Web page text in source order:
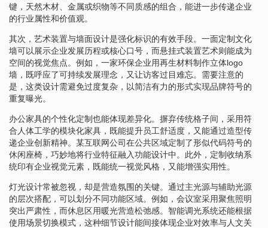
键，天然木材、金属或织物等不同质感的组合，能进一步传递企业
的行业属性和价值观。
其次，艺术装置与墙面设计是强化标识的有效手段。一面定制文化
墙可以展示企业发展历程或核心口号，而悬挂式装置艺术则能成为
空间的视觉焦点。例如，一家环保企业用再生材料制作立体logo
墙，既呼应了可持续发展理念，又让访客过目难忘。需要注意的
是，这类设计需避免过度复杂，以简洁有力的形式实现品牌符号的
重复曝光。
办公家具的个性化定制也能体现差异化。摒弃传统格子间，采用符
合人体工学的模块化家具，既能提升员工舒适度，又能通过造型传
递企业创新精神。某互联网公司在公共区域定制了形似代码符号的
休闲座椅，巧妙地将行业特征融入功能设计中。此外，定制收纳系
统印有企业视觉元素，既能统一视觉风格，又能增强实用性。
灯光设计常被忽视，却是营造氛围的关键。通过主光源与辅助光源
的层次搭配，可以划分不同功能区域。例如，会议室采用聚焦照明
突出严肃性，而休息区用暖光营造松弛感。智能调光系统还能根据
使用场景切换模式，这种细节设计能间接体现企业对效率与人文关